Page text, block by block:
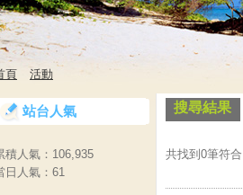
頁 活動
搜尋結果
共找到0筆符合
站台人氣
積人氣： 106,935
日人氣： 61